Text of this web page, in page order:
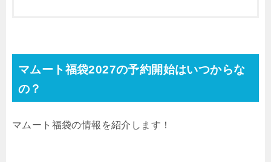
マムート福袋2027の予約開始はいつからな
の？
マムート福袋の情報を紹介します！